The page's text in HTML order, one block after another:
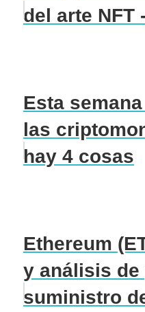
del arte NFT
Esta
las
hay 4 cosas
Ethereum
y análisis
suministro